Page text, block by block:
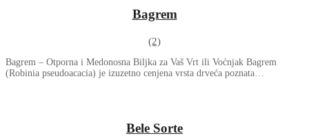
Bagrem
(2)
Bagrem – Otporna i Medonosna Biljka za Vaš Vrt ili Voćnjak Bagrem
(Robinia pseudoacacia) je izuzetno cenjena vrsta drveća poznata…
Bele Sorte